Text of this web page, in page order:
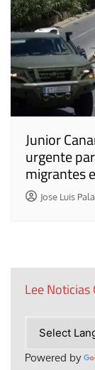
Junior
urgente
migrantes
Jose Luis
Lee
Powered by